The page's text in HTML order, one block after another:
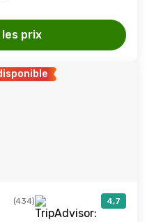
prix
(434) 4,7